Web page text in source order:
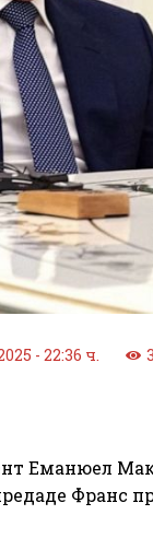
- 22:36 ч.
Еманюел
Франс